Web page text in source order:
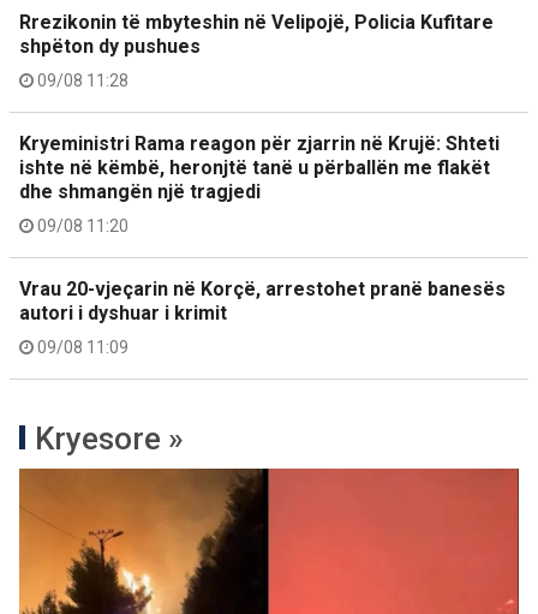
Rrezikonin të mbyteshin në Velipojë, Policia Kufitare
shpëton dy pushues
09/08 11:28
Kryeministri Rama reagon për zjarrin në Krujë: Shteti
ishte në këmbë, heronjtë tanë u përballën me flakët
dhe shmangën një tragjedi
09/08 11:20
Vrau 20-vjeçarin në Korçë, arrestohet pranë banesës
autori i dyshuar i krimit
09/08 11:09
Kryesore »